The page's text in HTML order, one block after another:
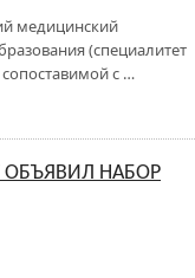
медицинский
(специалитет
сопоставимой с …
НАБОР